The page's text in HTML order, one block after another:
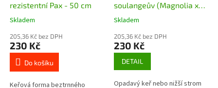
rezistentní Pax - 50 cm
Skladem
205,36 Kč bez DPH
230 Kč
Do košíku
Keřová forma beztrnného
soulangeův (Magnolia x
soulangeana)
Skladem
205,36 Kč bez DPH
230 Kč
DETAIL
Opadavý keř nebo nižší strom